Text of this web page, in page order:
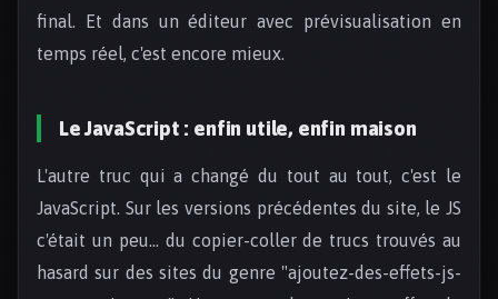
final. Et dans un éditeur avec prévisualisation en
temps réel, c'est encore mieux.
Le JavaScript : enfin utile, enfin maison
L'autre truc qui a changé du tout au tout, c'est le
JavaScript. Sur les versions précédentes du site, le JS
c'était un peu… du copier-coller de trucs trouvés au
hasard sur des sites du genre "ajoutez-des-effets-js-